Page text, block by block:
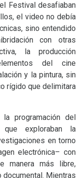
Festival desafiaban
el video no debía
sino entendido
con otras
la producción
del cine
y la pintura, sin
rígido que delimitara
programación del
que exploraban la
en torno
electrónica– con
manera más libre,
Mientras